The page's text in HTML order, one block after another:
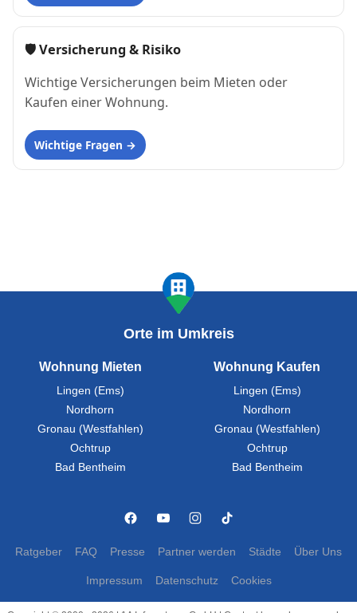
🛡 Versicherung & Risiko
Wichtige Versicherungen beim Mieten oder
Kaufen einer Wohnung.
Wichtige Fragen
Orte im Umkreis
Wohnung Mieten
Lingen (Ems)
Nordhorn
Gronau (Westfahlen)
Ochtrup
Bad Bentheim
Wohnung Kaufen
Lingen (Ems)
Nordhorn
Gronau (Westfahlen)
Ochtrup
Bad Bentheim
Ratgeber FAQ Presse Partner werden Städte Über Uns
Impressum Datenschutz Cookies